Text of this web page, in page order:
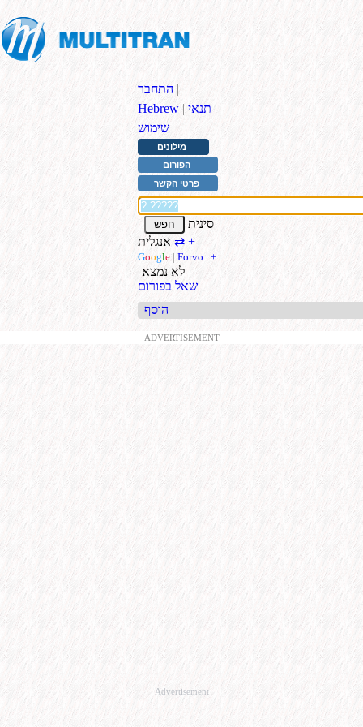
התחבר |
Hebrew | תנאי
שימוש
מילונים
הפורום
פרטי הקשר
סינית
⇄ +
Google | Forvo | +
לא נמצא
שאל בפורום
הוסף
ADVERTISEMENT
Advertisement